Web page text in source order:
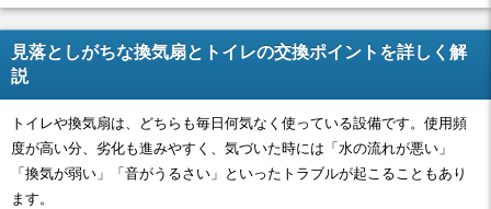
見落としがちな換気扇とトイレの交換ポイントを詳しく解
説
トイレや換気扇は、どちらも毎日何気なく使っている設備です。使用頻
度が高い分、劣化も進みやすく、気づいた時には「水の流れが悪い」
「換気が弱い」「音がうるさい」といったトラブルが起こることもあり
ます。